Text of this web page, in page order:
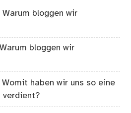
bloggen wir
bloggen wir
haben wir uns so eine
verdient?